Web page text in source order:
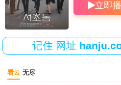
立即
记住 网址
看云 无尽